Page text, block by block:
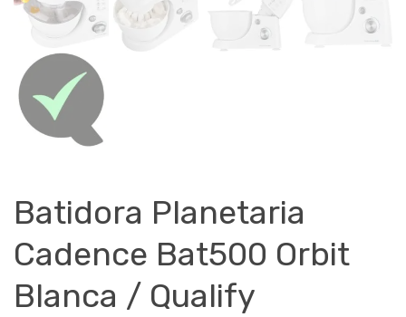
Batidora Planetaria
Cadence Bat500 Orbit
Blanca / Qualify